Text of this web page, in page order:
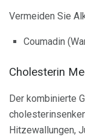
Vermeiden Sie
Coumadin
Cholesterin
Der kombinierte
Hitzewallungen,